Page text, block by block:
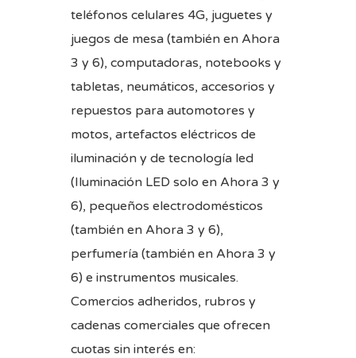
teléfonos celulares 4G, juguetes y
juegos de mesa (también en Ahora
3 y 6), computadoras, notebooks y
tabletas, neumáticos, accesorios y
repuestos para automotores y
motos, artefactos eléctricos de
iluminación y de tecnología led
(Iluminación LED solo en Ahora 3 y
6), pequeños electrodomésticos
(también en Ahora 3 y 6),
perfumería (también en Ahora 3 y
6) e instrumentos musicales.
Comercios adheridos, rubros y
cadenas comerciales que ofrecen
cuotas sin interés en: